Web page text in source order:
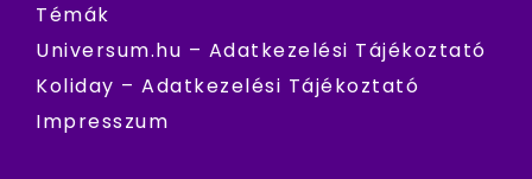
Témák
Universum.hu – Adatkezelési Tájékoztató
Koliday – Adatkezelési Tájékoztató
Impresszum